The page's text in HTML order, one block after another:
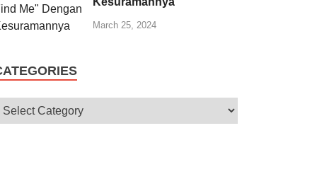
March 25, 2024